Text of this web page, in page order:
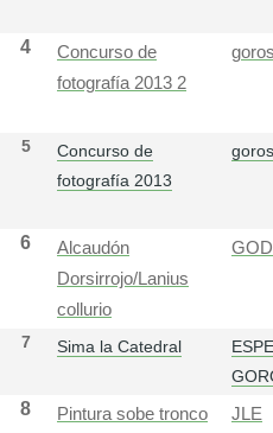
4
Concurso de
fotografía 2013 2
5
Concurso de
fotografía 2013
6
Alcaudón
Dorsirrojo/Lanius
collurio
GOD
7 Sima la Catedral
8 Pintura sobe tronco
JLE